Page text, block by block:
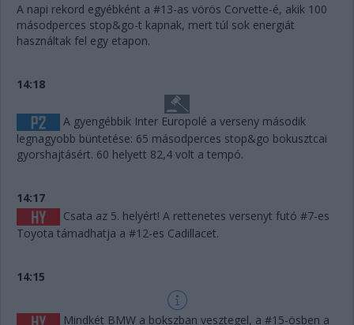
A napi rekord egyébként a #13-as vörös Corvette-é, akik 100
másodperces stop&go-t kapnak, mert túl sok energiát
használtak fel egy etapon.
14:18
A gyengébbik Inter Europolé a verseny második
legnagyobb büntetése: 65 másodperces stop&go bokusztcai
gyorshajtásért. 60 helyett 82,4 volt a tempó.
14:17
Csata az 5. helyért! A rettenetes versenyt futó #7-es
Toyota támadhatja a #12-es Cadillacet.
14:15
Mindkét BMW a bokszban vesztegel, a #15-ösben a